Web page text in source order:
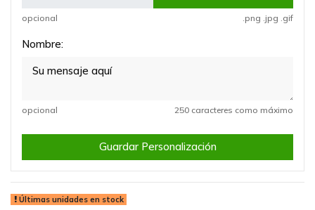
opcional .png .jpg .gif
Nombre:
opcional 250 caracteres como máximo
Guardar Personalización
Últimas unidades en stock